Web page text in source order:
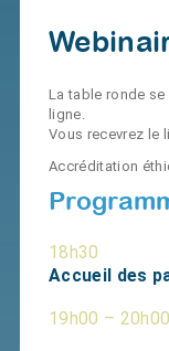
La table ronde
ligne.
Vous recevrez le
Accréditation
18h30
Accueil des
19h00 – 20h00